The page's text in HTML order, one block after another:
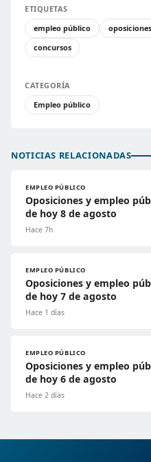
ETIQUETAS
empleo público
oposiciones
concursos
CATEGORÍA
Empleo público
NOTICIAS RELACIONADAS
EMPLEO PÚBLICO
Oposiciones y empleo
de hoy 8 de agosto
Hace 7h
EMPLEO PÚBLICO
Oposiciones y empleo
de hoy 7 de agosto
Hace 1 días
EMPLEO PÚBLICO
Oposiciones y empleo
de hoy 6 de agosto
Hace 2 días